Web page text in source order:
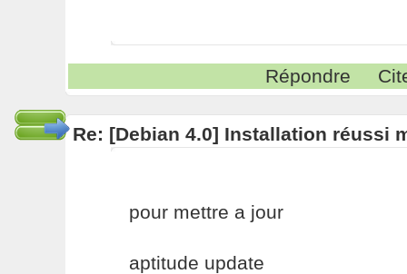
Répondre
Re: [Debian 4.0] Installation réussi
pour mettre a jour
aptitude update